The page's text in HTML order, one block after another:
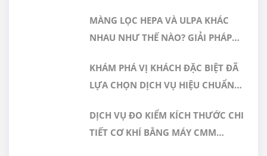
MÀNG LỌC HEPA VÀ ULPA KHÁC
NHAU NHƯ THẾ NÀO? GIẢI PHÁP
DƯỢC PHẨM
KHÁM PHÁ VỊ KHÁCH ĐẶC BIỆT ĐÃ
LỰA CHỌN DỊCH VỤ HIỆU CHUẨN
DỊCH VỤ ĐO KIỂM KÍCH THƯỚC CHI
TIẾT CƠ KHÍ BẰNG MÁY CMM